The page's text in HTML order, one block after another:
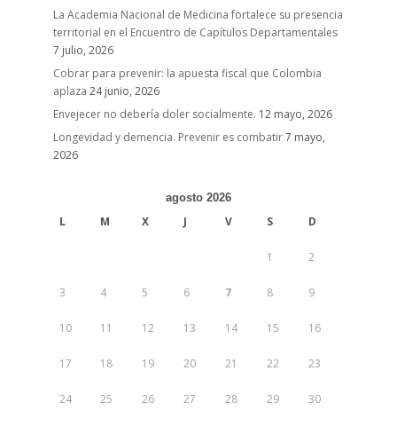
La Academia Nacional de Medicina fortalece su presencia
territorial en el Encuentro de Capítulos Departamentales
7 julio, 2026
Cobrar para prevenir: la apuesta fiscal que Colombia
aplaza 24 junio, 2026
Envejecer no debería doler socialmente. 12 mayo, 2026
Longevidad y demencia. Prevenir es combatir7 mayo,
2026
agosto 2026
L M X J V S D
1 2
3 4 5 6 7 8 9
10 11 12 13 14 15 16
17 18 19 20 21 22 23
24 25 26 27 28 29 30